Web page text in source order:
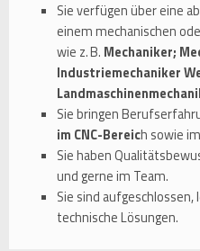
Sie verfügen über eine
einem mechanischen
wie z. B. Mechaniker;
Industriemechaniker
Sie bringen
im CNC-Bereich sowie im
Sie haben
und gerne im Team.
Sie sind
technische Lösungen.